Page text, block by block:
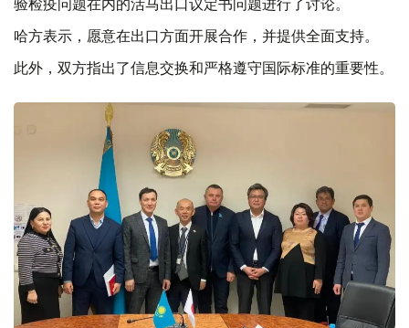
验检疫问题在内的活马出口议定书问题进行了讨论。
哈方表示，愿意在出口方面开展合作，并提供全面支持。
此外，双方指出了信息交换和严格遵守国际标准的重要性。